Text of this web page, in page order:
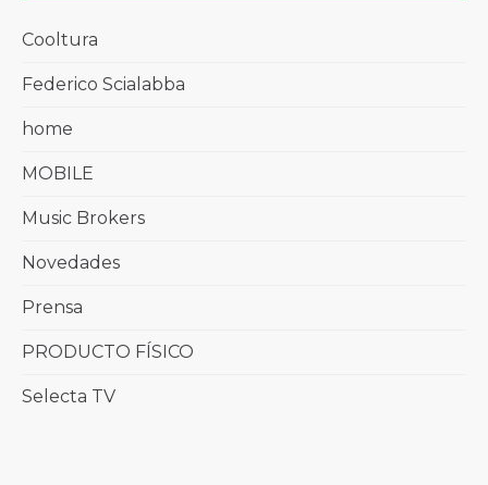
Cooltura
Federico Scialabba
home
MOBILE
Music Brokers
Novedades
Prensa
PRODUCTO FÍSICO
Selecta TV